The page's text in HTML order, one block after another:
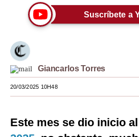
Moda
Mundo
España
Suscríbete a
Giancarlos Torres
20/03/2025 10H48
Este mes se dio inicio al